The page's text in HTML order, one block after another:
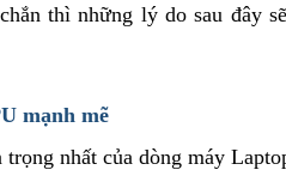
thì những lý do sau đây
mạnh mẽ
trọng nhất của dòng máy